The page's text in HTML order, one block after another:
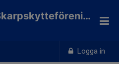
Logga in
Trollhättans Skarpskytteförening